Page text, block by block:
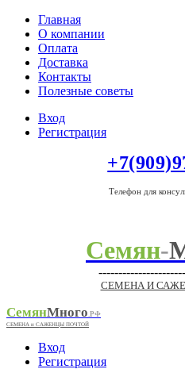
Главная
О компании
Оплата
Доставка
Контакты
Полезные советы
Вход
Регистрация
Телефон для
Семян-
СЕМЕНА И
СемянМного.РФ
СЕМЕНА и САЖЕНЦЫ ПОЧТОЙ
Вход
Регистрация